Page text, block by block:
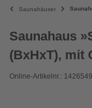
Saunahäuser
Saunahaus
(BxHxT), mit
Online-Artikelnr.: 1426549